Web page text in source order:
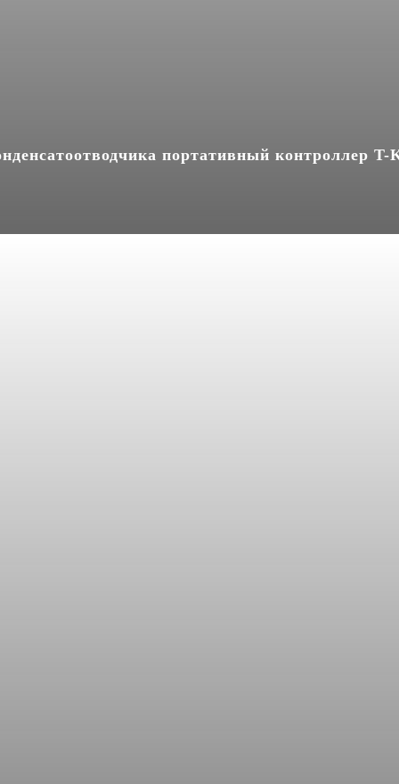
портативный контроллер T-